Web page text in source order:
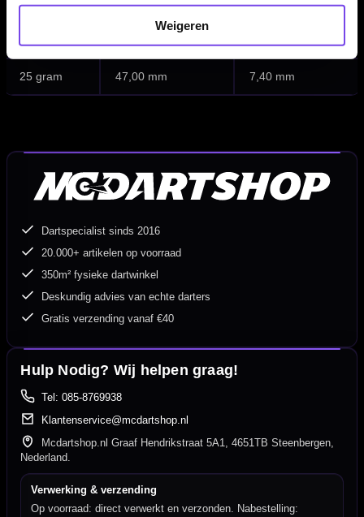
Weigeren
21 gram 47,00 mm 6,85 mm
25 gram 47,00 mm 7,40 mm
Dartspecialist sinds 2016
20.000+ artikelen op voorraad
350m² fysieke dartwinkel
Deskundig advies van echte darters
Gratis verzending vanaf €40
Hulp Nodig? Wij helpen graag!
Tel: 085-8769938
Klantenservice@mcdartshop.nl
Mcdartshop.nl Graaf Hendrikstraat 5A1, 4651TB Steenbergen,
Nederland.
Verwerking & verzending
Op voorraad: direct verwerkt en verzonden. Nabestelling: